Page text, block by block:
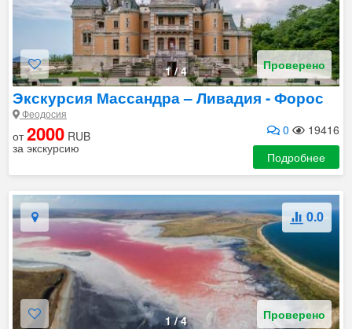
1/4 Проверено
Экскурсия Массандра – Ливадия - Форос
Феодосия
0 19416
от2000 RUB
за экскурсию
Подробнее
1/4
0.0
Проверено